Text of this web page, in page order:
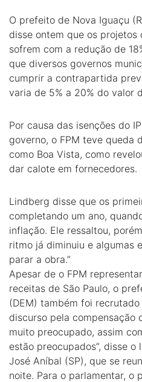
O prefeito de Nova Iguaçu
disse ontem que os projetos
sofrem com a redução de
que diversos governos
cumprir a contrapartida
varia de 5% a 20% do valor
Por causa das isenções do
governo, o FPM teve queda
como Boa Vista, como
dar calote em fornecedores.
Lindberg disse que os
completando um ano,
inflação. Ele ressaltou,
ritmo já diminuiu e algumas
parar a obra.”
Apesar de o FPM
receitas de São Paulo, o
(DEM) também foi
discurso pela compensação
muito preocupado, assim
estão preocupados”, disse o
José Aníbal (SP), que se
noite. Para o parlamentar, o